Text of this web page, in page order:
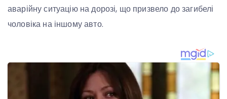
аварійну ситуацію на дорозі, що призвело до загибелі
чоловіка на іншому авто.